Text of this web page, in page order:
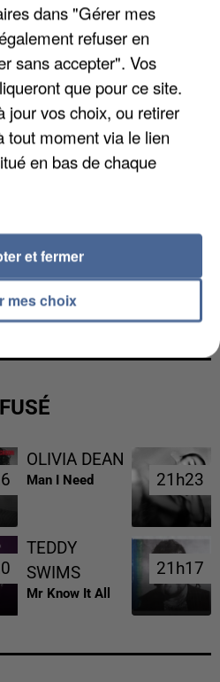
SUPPOSÉS DE LA DZ
ALGÉRIE
OLIVIA DEAN
Man I Need 21h23
21h23
TEDDY
SWIMS
Mr Know It All
21h17
21h17
dans "Gérer mes
refuser en
sans accepter". Vos
que pour ce site.
jour vos choix, ou retirer
tout moment via le lien
en bas de chaque
mes choix
et fermer